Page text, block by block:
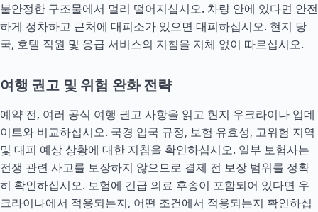
불안정한 구조물에서 멀리 떨어지십시오. 차량 안에 있다면 안전
하게 정차하고 근처에 대피소가 있으면 대피하십시오. 현지 당
국, 호텔 직원 및 응급 서비스의 지침을 지체 없이 따르십시오.
여행 권고 및 위험 완화 전략
예약 전, 여러 공식 여행 권고 사항을 읽고 현지 우크라이나 업데
이트와 비교하십시오. 국경 입국 규정, 보험 유효성, 고위험 지역
및 대피 예상 상황에 대한 지침을 확인하십시오. 일부 보험사는
전쟁 관련 사고를 보장하지 않으므로 결제 전 보장 범위를 정확
히 확인하십시오. 보험에 긴급 의료 후송이 포함되어 있다면 우
크라이나에서 적용되는지, 어떤 조건에서 적용되는지 확인하십